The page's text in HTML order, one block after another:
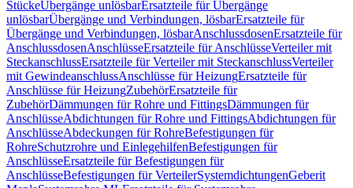
StückeÜbergänge unlösbarErsatzteile für Übergänge
unlösbarÜbergänge und Verbindungen, lösbarErsatzteile für
Übergänge und Verbindungen, lösbarAnschlussdosenErsatzteile für
AnschlussdosenAnschlüsseErsatzteile für AnschlüsseVerteiler mit
SteckanschlussErsatzteile für Verteiler mit SteckanschlussVerteiler
mit GewindeanschlussAnschlüsse für HeizungErsatzteile für
Anschlüsse für HeizungZubehörErsatzteile für
ZubehörDämmungen für Rohre und FittingsDämmungen für
AnschlüsseAbdichtungen für Rohre und FittingsAbdichtungen für
AnschlüsseAbdeckungen für RohreBefestigungen für
RohreSchutzrohre und EinlegehilfenBefestigungen für
AnschlüsseErsatzteile für Befestigungen für
AnschlüsseBefestigungen für VerteilerSystemdichtungenGeberit